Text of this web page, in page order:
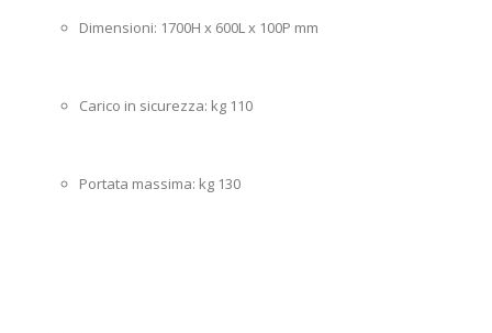
Dimensioni: 1700H x 600L x 100P mm
Carico in sicurezza: kg 110
Portata massima: kg 130